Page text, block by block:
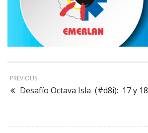
PREVIOUS
Desafío Octava Isla (#d8i): 17 y